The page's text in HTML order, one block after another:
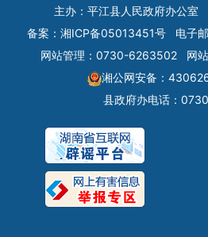
主办：平江县人民政府办公室
备案： 湘ICP备05013451号 电子
网站管理：0730-6263502
网
湘公网安备：
县政府办电话：